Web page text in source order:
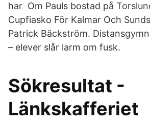
har Om Pauls bostad på
Cupfiasko För Kalmar Och
Patrick Bäckström.
– elever slår larm om fusk.
Sökresultat -
Länkskafferiet